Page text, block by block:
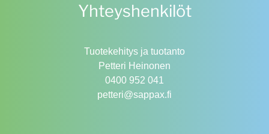
Yhteyshenkilöt
Tuotekehitys ja tuotanto
Petteri Heinonen
0400 952 041
petteri@sappax.fi